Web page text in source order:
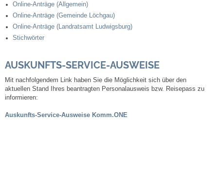
Gebühren und Beiträge
Trinkwasser - Härtebereich
Online-Anträge (Allgemein)
Online-Anträge (Gemeinde Löchgau)
Online-Anträge (Landratsamt Ludwigsburg)
Stichwörter
AUSKUNFTS-SERVICE-AUSWEISE
Mit nachfolgendem Link haben Sie die Möglichkeit sich über den
aktuellen Stand Ihres beantragten Personalausweis bzw. Reisepass zu
informieren:
Auskunfts-Service-Ausweise Komm.ONE